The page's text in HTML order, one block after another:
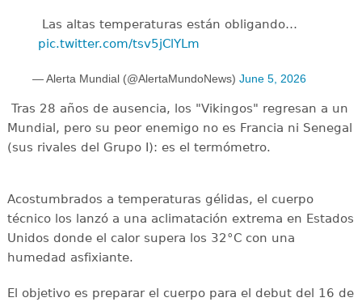
️ Las altas temperaturas están obligando…
pic.twitter.com/tsv5jClYLm
— Alerta Mundial (@AlertaMundoNews) June 5, 2026
Tras 28 años de ausencia, los "Vikingos" regresan a un
Mundial, pero su peor enemigo no es Francia ni Senegal
(sus rivales del Grupo I): es el termómetro.
Acostumbrados a temperaturas gélidas, el cuerpo
técnico los lanzó a una aclimatación extrema en Estados
Unidos donde el calor supera los 32°C con una
humedad asfixiante.
El objetivo es preparar el cuerpo para el debut del 16 de